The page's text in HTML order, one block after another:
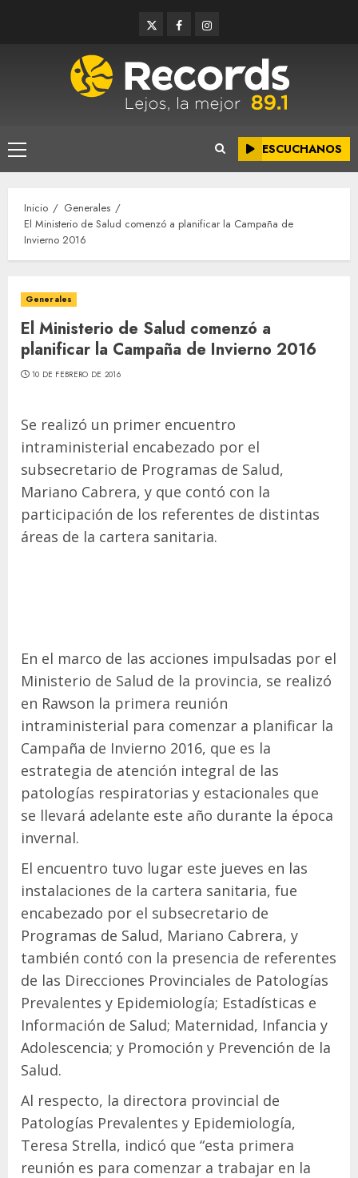
TwitterFacebookInstagram
Menú
principal
ESCUCHANOS
Inicio
Generales
El Ministerio de Salud comenzó a planificar la Campaña de
Invierno 2016
Generales
El Ministerio de Salud comenzó a
planificar la Campaña de Invierno 2016
10 DE FEBRERO DE 2016
Se realizó un primer encuentro
intraministerial encabezado por el
subsecretario de Programas de Salud,
Mariano Cabrera, y que contó con la
participación de los referentes de distintas
áreas de la cartera sanitaria.
En el marco de las acciones impulsadas por el
Ministerio de Salud de la provincia, se realizó
en Rawson la primera reunión
intraministerial para comenzar a planificar la
Campaña de Invierno 2016, que es la
estrategia de atención integral de las
patologías respiratorias y estacionales que
se llevará adelante este año durante la época
invernal.
El encuentro tuvo lugar este jueves en las
instalaciones de la cartera sanitaria, fue
encabezado por el subsecretario de
Programas de Salud, Mariano Cabrera, y
también contó con la presencia de referentes
de las Direcciones Provinciales de Patologías
Prevalentes y Epidemiología; Estadísticas e
Información de Salud; Maternidad, Infancia y
Adolescencia; y Promoción y Prevención de la
Salud.
Al respecto, la directora provincial de
Patologías Prevalentes y Epidemiología,
Teresa Strella, indicó que “esta primera
reunión es para comenzar a trabajar en la